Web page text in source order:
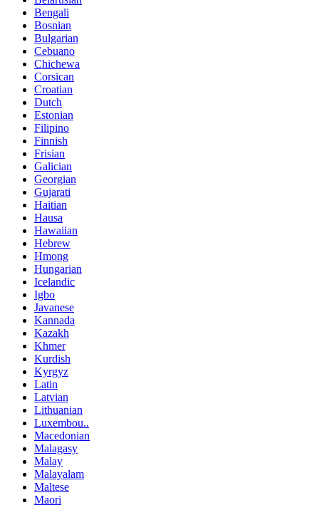
Bengali
Bosnian
Bulgarian
Cebuano
Chichewa
Corsican
Croatian
Dutch
Estonian
Filipino
Finnish
Frisian
Galician
Georgian
Gujarati
Haitian
Hausa
Hawaiian
Hebrew
Hmong
Hungarian
Icelandic
Igbo
Javanese
Kannada
Kazakh
Khmer
Kurdish
Kyrgyz
Latin
Latvian
Lithuanian
Luxembou..
Macedonian
Malagasy
Malay
Malayalam
Maltese
Maori